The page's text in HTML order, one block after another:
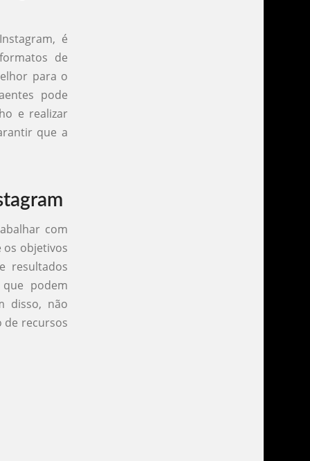
é
de
para o
pode
e realizar
que a
com
objetivos
resultados
podem
disso, não
de recursos